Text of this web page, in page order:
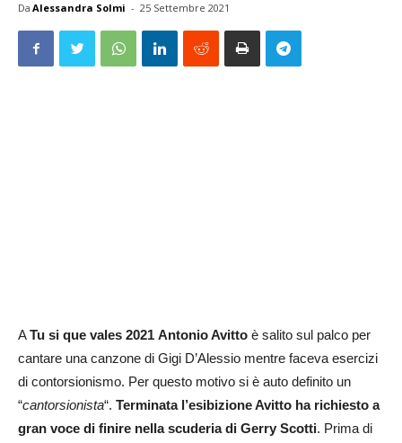
Da Alessandra Solmi - 25 Settembre 2021
ATu si que vales 2021 Antonio Avitto è salito sul palco per
cantare una canzone di Gigi D’Alessio mentre faceva esercizi
di contorsionismo. Per questo motivo si è auto definito un
“cantorsionista“. Terminata l’esibizione Avitto ha richiesto a
gran voce di finire nella scuderia di Gerry Scotti. Prima di